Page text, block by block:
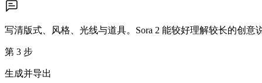
写清版式、风格、光线与道具。Sora 2 能较好理解较长的创意
第 3 步
生成并导出